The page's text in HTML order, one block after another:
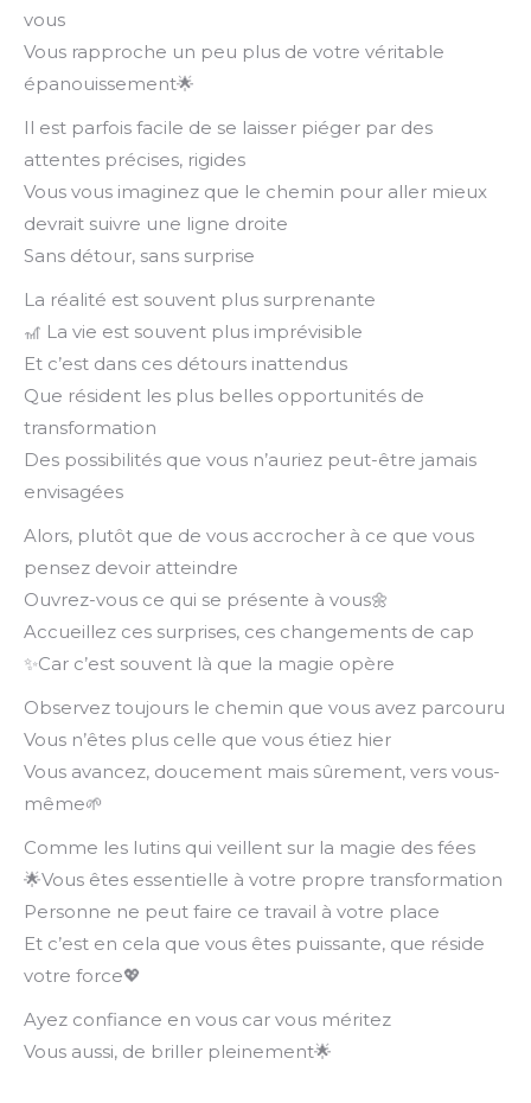
vous
Vous rapproche un peu plus de votre véritable
épanouissement🌟
Il est parfois facile de se laisser piéger par des
attentes précises, rigides
Vous vous imaginez que le chemin pour aller mieux
devrait suivre une ligne droite
Sans détour, sans surprise
La réalité est souvent plus surprenante
🎢 La vie est souvent plus imprévisible
Et c’est dans ces détours inattendus
Que résident les plus belles opportunités de
transformation
Des possibilités que vous n’auriez peut-être jamais
envisagées
Alors, plutôt que de vous accrocher à ce que vous
pensez devoir atteindre
Ouvrez-vous ce qui se présente à vous🌼
Accueillez ces surprises, ces changements de cap
✨Car c’est souvent là que la magie opère
Observez toujours le chemin que vous avez parcouru
Vous n’êtes plus celle que vous étiez hier
Vous avancez, doucement mais sûrement, vers vous-
même🌱
Comme les lutins qui veillent sur la magie des fées
🌟Vous êtes essentielle à votre propre transformation
Personne ne peut faire ce travail à votre place
Et c’est en cela que vous êtes puissante, que réside
votre force💖
Ayez confiance en vous car vous méritez
Vous aussi, de briller pleinement🌟